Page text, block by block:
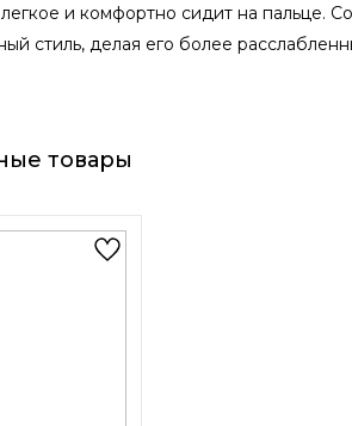
и комфортно сидит на пальце.
стиль, делая его более
товары